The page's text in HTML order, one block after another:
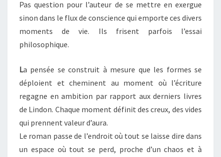
Pas question pour l’auteur de se mettre en exergue
sinon dans le flux de conscience qui emporte ces divers
moments de vie. Ils frisent parfois l’essai
philosophique.
La pensée se construit à mesure que les formes se
déploient et cheminent au moment où l’écriture
regagne en ambition par rapport aux derniers livres
de Lindon. Chaque moment définit des creux, des vides
qui prennent valeur d’aura.
Le roman passe de l’endroit où tout se laisse dire dans
un espace où tout se perd, proche d’un chaos et à